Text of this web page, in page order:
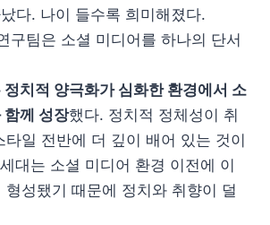
다. 나이 들수록 희미해졌다.
구팀은 소셜 미디어를 하나의 단서
정치적 양극화가 심화한 환경에서 소
함께 성장했다. 정치적 정체성이 취
타일 전반에 더 깊이 배어 있는 것이
대는 소셜 미디어 환경 이전에 이
형성됐기 때문에 정치와 취향이 덜